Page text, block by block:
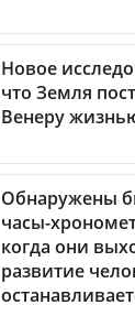
Новое
что Земля
Венеру
Обнаружены
часы-
когда они
развитие